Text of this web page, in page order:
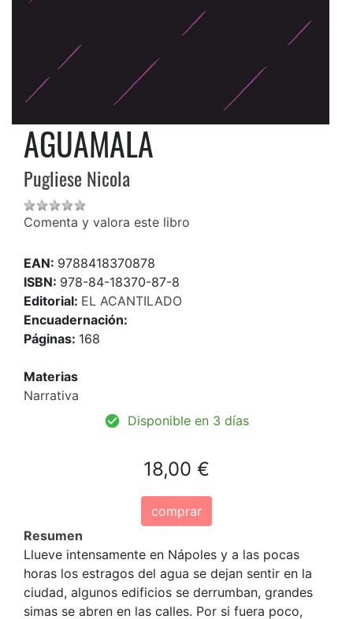
AGUAMALA
Pugliese Nicola
Comenta y valora este libro
EAN: 9788418370878
ISBN: 978-84-18370-87-8
Editorial: EL ACANTILADO
Encuadernación:
Páginas: 168
Materias
Narrativa
Disponible en 3 días
18,00 €
comprar
Resumen
Llueve intensamente en Nápoles y a las pocas
horas los estragos del agua se dejan sentir en la
ciudad, algunos edificios se derrumban, grandes
simas se abren en las calles. Por si fuera poco,